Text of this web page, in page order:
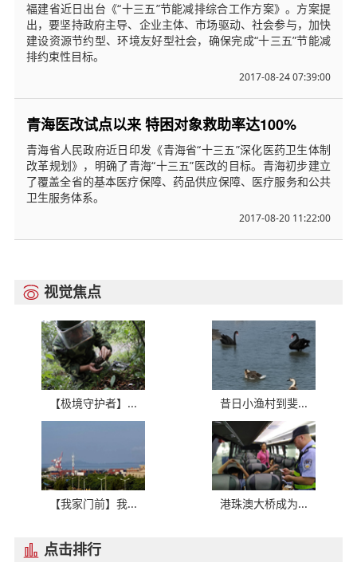
福建省近日出台《“十三五”节能减排综合工作方案》。方案提
出，要坚持政府主导、企业主体、市场驱动、社会参与，加快
建设资源节约型、环境友好型社会，确保完成“十三五”节能减
排约束性目标。
2017-08-24 07:39:00
青海医改试点以来 特困对象救助率达100%
青海省人民政府近日印发《青海省“十三五”深化医药卫生体制
改革规划》，明确了青海“十三五”医改的目标。青海初步建立
了覆盖全省的基本医疗保障、药品供应保障、医疗服务和公共
卫生服务体系。
2017-08-20 11:22:00
 视觉焦点
【极境守护者】... 昔日小渔村到斐...
【我家门前】我... 港珠澳大桥成为...
 点击排行